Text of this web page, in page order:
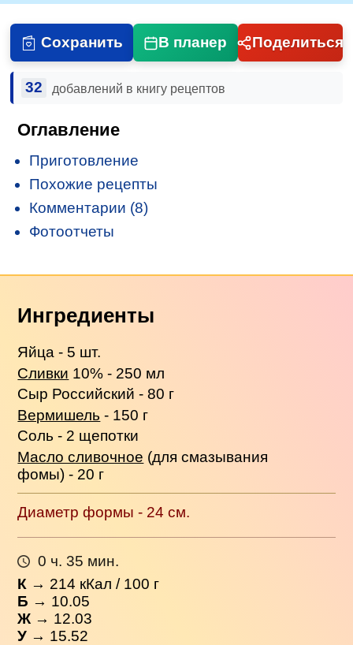
Сохранить В планер Поделиться
32 добавлений в книгу рецептов
Оглавление
Приготовление
Похожие рецепты
Комментарии (8)
Фотоотчеты
Ингредиенты
Яйца - 5 шт.
Сливки 10% - 250 мл
Сыр Российский - 80 г
Вермишель - 150 г
Соль - 2 щепотки
Масло сливочное (для смазывания
фомы) - 20 г
Диаметр формы - 24 см.
0 ч. 35 мин.
К → 214 кКал / 100 г
Б → 10.05
Ж → 12.03
У → 15.52